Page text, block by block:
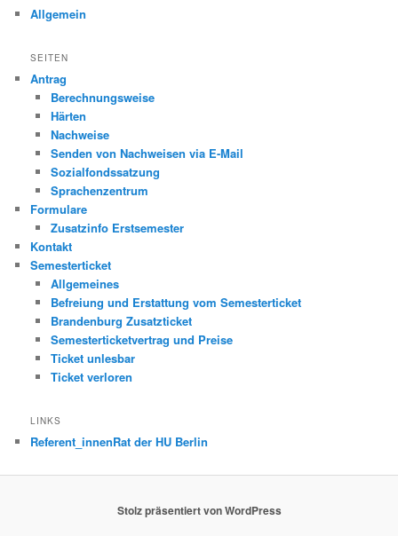
Allgemein
SEITEN
Antrag
Berechnungsweise
Härten
Nachweise
Senden von Nachweisen via E-Mail
Sozialfondssatzung
Sprachenzentrum
Formulare
Zusatzinfo Erstsemester
Kontakt
Semesterticket
Allgemeines
Befreiung und Erstattung vom Semesterticket
Brandenburg Zusatzticket
Semesterticketvertrag und Preise
Ticket unlesbar
Ticket verloren
LINKS
Referent_innenRat der HU Berlin
Stolz präsentiert von WordPress